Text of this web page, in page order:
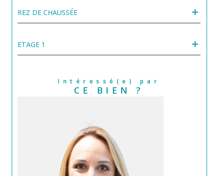
REZ DE CHAUSSÉE
ETAGE 1
Intéressé(e) par
CE BIEN ?